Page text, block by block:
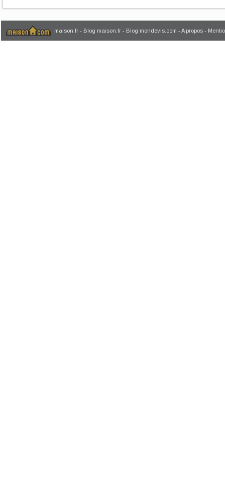
maison.fr - Blog maison.fr - Blog mondevis.com - A propos -